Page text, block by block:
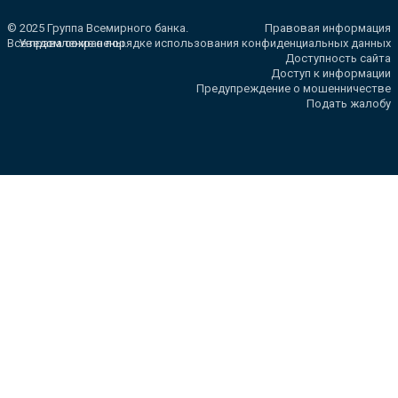
© 2025 Группа Всемирного банка.
Все права сохранены.
Правовая информация
Уведомление о порядке использования конфиденциальных данных
Доступность сайта
Доступ к информации
Предупреждение о мошенничестве
Подать жалобу